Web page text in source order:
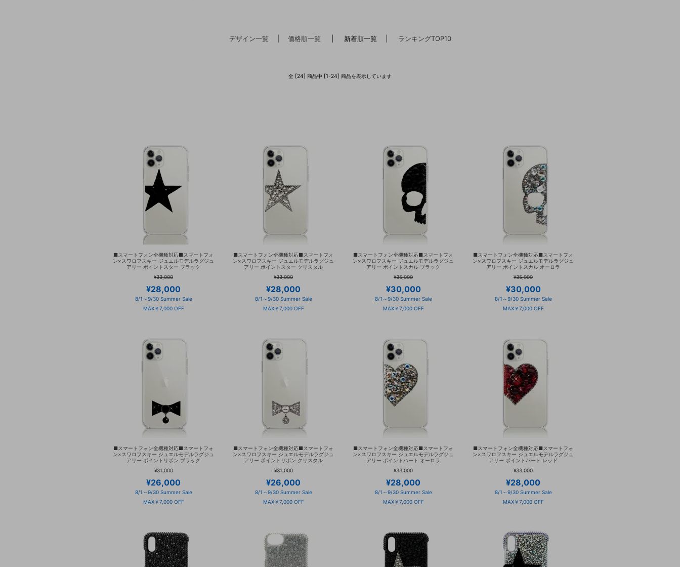
デザイン一覧 | 価格順一覧 | 新着順一覧 | ランキングTOP10
全 [24] 商品中 [1-24] 商品を表示しています
■スマートフォン全機種対応■スマートフォ
ン×スワロフスキー ジュエルモデルラグジュ
アリー ポイントスター ブラック
¥33,000
¥28,000
8/1～9/30 Summer Sale
MAX￥7,000 OFF
■スマートフォン全機種対応■スマートフォ
ン×スワロフスキー ジュエルモデルラグジュ
アリー ポイントスター クリスタル
¥33,000
¥28,000
8/1～9/30 Summer Sale
MAX￥7,000 OFF
■スマートフォン全機種対応■スマートフォ
ン×スワロフスキー ジュエルモデルラグジュ
アリー ポイントスカル ブラック
¥35,000
¥30,000
8/1～9/30 Summer Sale
MAX￥7,000 OFF
■スマートフォン全機種対応■スマートフォ
ン×スワロフスキー ジュエルモデルラグジュ
アリー ポイントスカル オーロラ
¥35,000
¥30,000
8/1～9/30 Summer Sale
MAX￥7,000 OFF
■スマートフォン全機種対応■スマートフォ
ン×スワロフスキー ジュエルモデルラグジュ
アリー ポイントリボン ブラック
¥31,000
¥26,000
8/1～9/30 Summer Sale
MAX￥7,000 OFF
■スマートフォン全機種対応■スマートフォ
ン×スワロフスキー ジュエルモデルラグジュ
アリー ポイントリボン クリスタル
¥31,000
¥26,000
8/1～9/30 Summer Sale
MAX￥7,000 OFF
■スマートフォン全機種対応■スマートフォ
ン×スワロフスキー ジュエルモデルラグジュ
アリー ポイントハート オーロラ
¥33,000
¥28,000
8/1～9/30 Summer Sale
MAX￥7,000 OFF
■スマートフォン全機種対応■スマートフォ
ン×スワロフスキー ジュエルモデルラグジュ
アリー ポイントハート レッド
¥33,000
¥28,000
8/1～9/30 Summer Sale
MAX￥7,000 OFF